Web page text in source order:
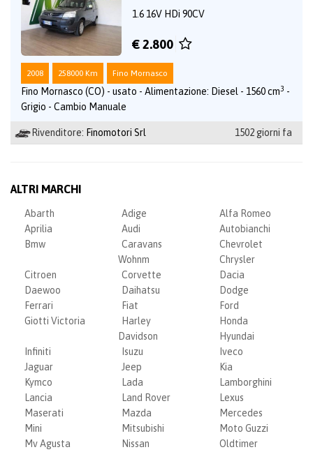
1.6 16V HDi 90CV
€ 2.800
2008 258000 Km Fino Mornasco
Fino Mornasco (CO) - usato - Alimentazione: Diesel - 1560 cm3 -
Grigio - Cambio Manuale
Rivenditore: Finomotori Srl 1502 giorni fa
ALTRI MARCHI
Abarth Adige
Alfa Romeo
Aprilia
Audi
Autobianchi
Bmw
Caravans
Wohnm
Chevrolet
Chrysler
Citroen
Corvette
Dacia
Daewoo
Daihatsu
Dodge
Ferrari
Fiat
Ford
Giotti Victoria
Harley
Davidson
Honda
Hyundai
Infiniti
Isuzu
Iveco
Jaguar
Jeep
Kia
Kymco
Lada
Lamborghini
Lancia
Land Rover
Lexus
Maserati
Mazda
Mercedes
Mini
Mitsubishi
Moto Guzzi
Mv Agusta
Nissan
Oldtimer